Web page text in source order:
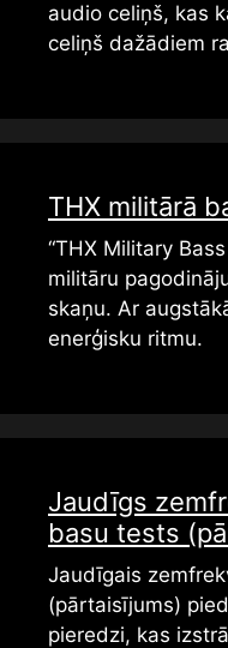
audio celiņš, kas
celiņš dažādiem
THX militārā
“THX Military
militāru
skaņu. Ar
enerģisku ritmu.
Jaudīgs
basu tests
Jaudīgais
(pārtaisījums)
pieredzi, kas